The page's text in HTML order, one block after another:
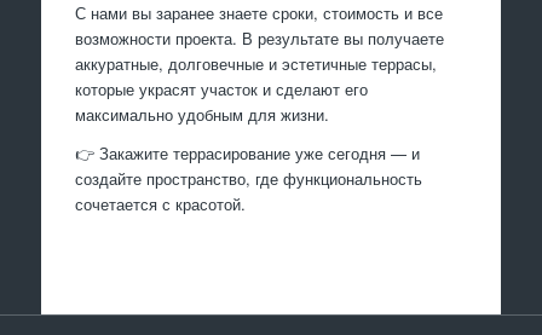
С нами вы заранее знаете сроки, стоимость и все
возможности проекта. В результате вы получаете
аккуратные, долговечные и эстетичные террасы,
которые украсят участок и сделают его
максимально удобным для жизни.
👉 Закажите террасирование уже сегодня — и
создайте пространство, где функциональность
сочетается с красотой.